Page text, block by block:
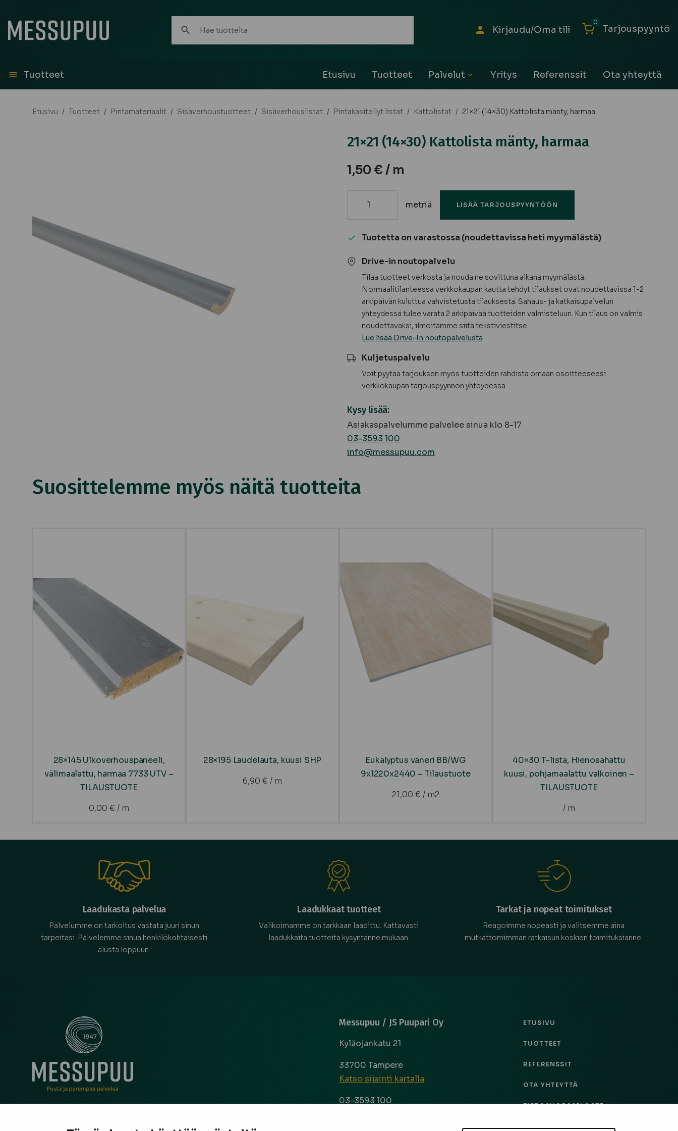
tuotteita:
Kirjaudu/Oma tili Tarjouspyyntö
0
Tuotteet Etusivu Tuotteet Palvelut Yritys Referenssit Ota yhteyttä
Etusivu / Tuotteet / Pintamateriaalit / Sisäverhoustuotteet / Sisäverhouslistat / Pintakäsitellyt listat / Kattolistat / 21×21 (14×30) Kattolista mänty, harmaa
21×21 (14×30) Kattolista mänty, harmaa
1,50 € / m
Kattolista
harmaa
metriä LISÄÄ TARJOUSPYYNTÖÖN
Tuotetta on varastossa (noudettavissa heti myymälästä)
Drive-in noutopalvelu
Tilaa tuotteet verkosta ja nouda ne sovittuna aikana myymälästä.
Normaalitilanteessa verkkokaupan kautta tehdyt tilaukset ovat noudettavissa 1-2
arkipäivän kuluttua vahvistetusta tilauksesta. Sahaus- ja katkaisupalvelun
yhteydessä tulee varata 2 arkipäivää tuotteiden valmisteluun. Kun tilaus on valmis
noudettavaksi, ilmoitamme siitä tekstiviestitse.
Lue lisää Drive-In noutopalvelusta
Kuljetuspalvelu
Voit pyytää tarjouksen myös tuotteiden rahdista omaan osoitteeseesi
verkkokaupan tarjouspyynnön yhteydessä.
Kysy lisää:
Asiakaspalvelumme palvelee sinua klo 8-17
03-3593 100
info@messupuu.com
Suosittelemme myös näitä tuotteita
28×145 Ulkoverhouspaneeli,
välimaalattu, harmaa 7733 UTV –
TILAUSTUOTE
0,00 € / m
28×195 Laudelauta, kuusi SHP
6,90 € / m
Eukalyptus vaneri BB/WG
9x1220x2440 – Tilaustuote
21,00 € / m2
40×30 T-lista, Hienosahattu
kuusi, pohjamaalattu valkoinen –
TILAUSTUOTE
/ m
Laadukasta palvelua
Palvelumme on tarkoitus vastata juuri sinun
tarpeitasi. Palvelemme sinua henkilökohtaisesti
alusta loppuun.
Laadukkaat tuotteet
Valikoimamme on tarkkaan laadittu. Kattavasti
laadukkaita tuotteita kysyntänne mukaan.
Tarkat ja nopeat toimitukset
Reagoimme nopeasti ja valitsemme aina
mutkattomimman ratkaisun koskien toimituksianne.
neuvonantaja Pirkanmaalla jo vuodesta 1947. Oli kyse sitten
Messupuu / JS Puupari Oy
Kyläojankatu 21
33700 Tampere
Katso sijainti kartalla
03-3593 100
ETUSIVU
TUOTTEET
REFERENSSIT
OTA YHTEYTTÄ
TIETOSUOJASELOSTE